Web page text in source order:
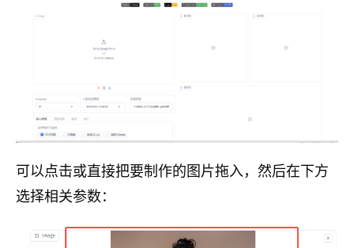
可以点击或直接把要制作的图片拖入，然后在下方
选择相关参数：